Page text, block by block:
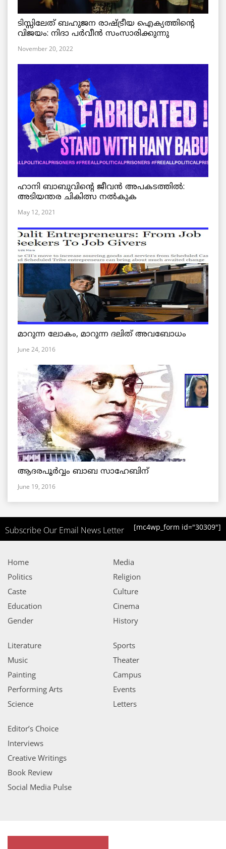
ടിസ്സിലേത് ബഹുജന രാഷ്ട്രീയ ഐക്യത്തിന്റെ
വിജയം: നിദാ പർവീൻ സംസാരിക്കുന്നു
November 20, 2022
ഹാനി ബാബുവിന്റെ ജീവൻ അപകടത്തിൽ:
അടിയന്തര ചികിത്സ നൽകുക
May 12, 2021
മാറുന്ന ലോകം, മാറുന്ന ദലിത് അവബോധം
June 24, 2016
ആദരപൂര്‍വ്വം ബാബ സാഹേബിന്
June 19, 2016
Subscribe Our Email News Letter [mc4wp_form id="30309"]
Home
Politics
Caste
Education
Gender
Media
Religion
Culture
Cinema
History
Literature
Music
Painting
Performing Arts
Science
Sports
Theater
Campus
Events
Letters
Editor’s Choice
Interviews
Creative Writings
Book Review
Social Media Pulse